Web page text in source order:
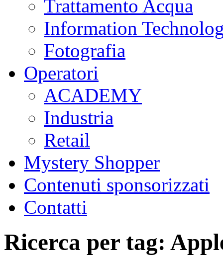
Trattamento Acqua
Information
Fotografia
Operatori
ACADEMY
Industria
Retail
Mystery Shopper
Contenuti sponsorizzati
Contatti
Ricerca per tag: